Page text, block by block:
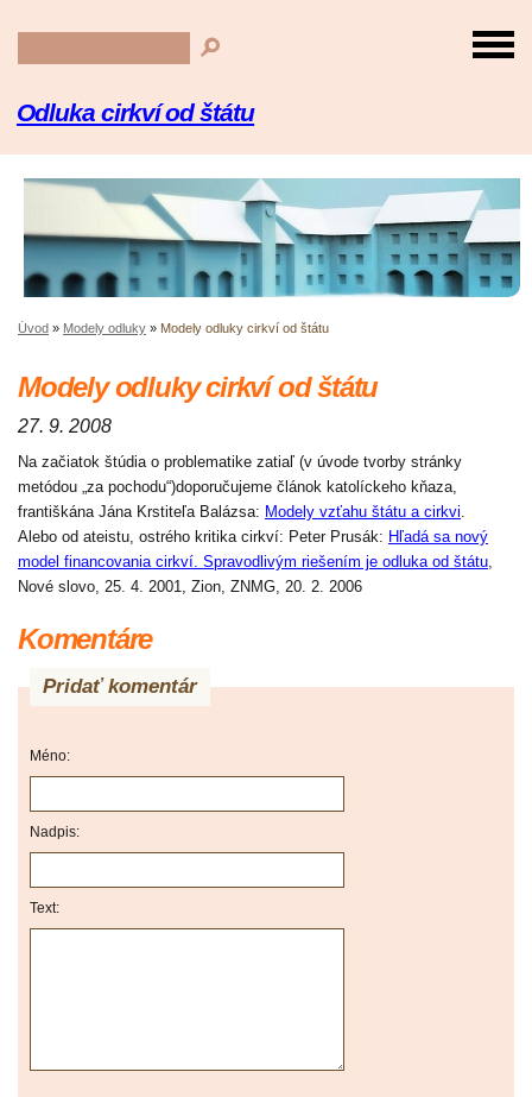
Odluka cirkví od štátu
Úvod » Modely odluky » Modely odluky cirkví od štátu
Modely odluky cirkví od štátu
27. 9. 2008
Na začiatok štúdia o problematike zatiaľ (v úvode tvorby stránky
metódou „za pochodu“)doporučujeme článok katolíckeho kňaza,
františkána Jána Krstiteľa Balázsa: Modely vzťahu štátu a cirkvi.
Alebo od ateistu, ostrého kritika cirkví: Peter Prusák: Hľadá sa nový
model financovania cirkví. Spravodlivým riešením je odluka od štátu,
Nové slovo, 25. 4. 2001, Zion, ZNMG, 20. 2. 2006
Komentáre
Pridať komentár
Méno:
Nadpis:
Text: